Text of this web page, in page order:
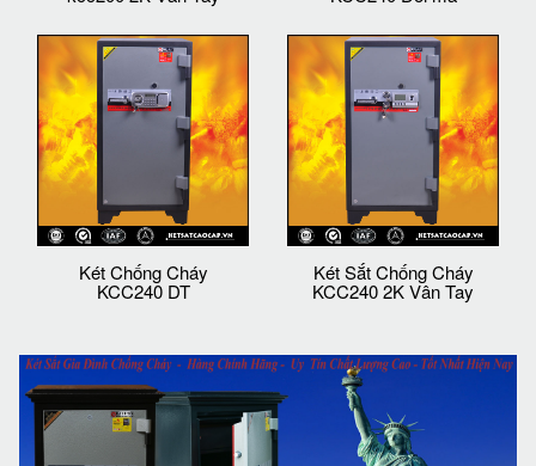
Két Chống Cháy
KCC240 DT
Két Sắt Chống Cháy
KCC240 2K Vân Tay